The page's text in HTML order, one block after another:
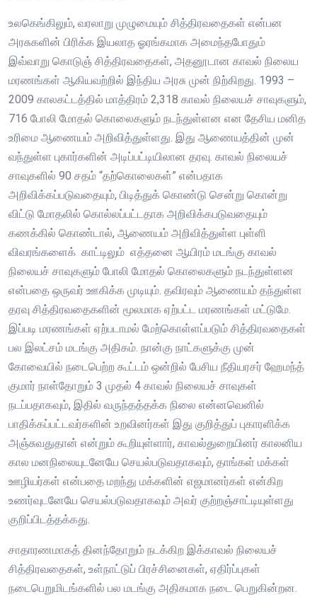
உலகெங்கிலும், வரலாறு முழுமையும் சித்திரவதைகள் என்பன
அரசுகளின் பிரிக்க இயலாத ஓரங்கமாக அமைந்தபோதும்
இவ்வாறு கொடுஞ் சித்திரவதைகள், அதனூடான காவல் நிலைய
மரணங்கள் ஆகியவற்றில் இந்திய அரசு முன் நிற்கிறது. 1993 –
2009 காலகட்டத்தில் மாத்திரம் 2,318 காவல் நிலையச் சாவுகளும்,
716 போலி மோதல் கொலைகளும் நடந்துள்ளன என தேசிய மனித
உரிமை ஆணையம் அறிவித்துள்ளது. இது ஆணையத்தின் முன்
வந்துள்ள புகார்களின் அடிப்பட்டியிலான தரவு. காவல் நிலையச்
சாவுகளில் 90 சதம் “தற்கொலைகள்” என்பதாக
அறிவிக்கப்படுவதையும், பிடித்துக் கொண்டு சென்று கொன்று
விட்டு மோதலில் கொல்லப்பட்டதாக அறிவிக்கபடுவதையும்
கணக்கில் கொண்டால், ஆணையம் அறிவித்துள்ள புள்ளி
விவரங்களைக் காட்டிலும் எத்தனை ஆயிரம் மடங்கு காவல்
நிலையச் சாவுகளும் போலி மோதல் கொலைகளும் நடந்துள்ளன
என்பதை ஒருவர் ஊகிக்க முடியும். தவிரவும் ஆணையம் தந்துள்ள
தரவு சித்திரவதைகளின் மூலமாக ஏற்பட்ட மரணங்கள் மட்டுமே.
இப்படி மரணங்கள் ஏற்படாமல் மேற்கொள்ளப்படும் சித்திரவதைகள்
பல இலட்சம் மடங்கு அதிகம். நான்கு நாட்களுக்கு முன்
கோவையில் நடைபெற்ற கூட்டம் ஒன்றில் பேசிய நீதியரசர் ஹேமந்த்
குமார் நாள்தோறும் 3 முதல் 4 காவல் நிலையச் சாவுகள்
நடப்பதாகவும், இதில் வருந்தத்தக்க நிலை என்னவெனில்
பாதிக்கப்பட்டவர்களின் உறவினர்கள் இது குறித்துப் புகாரளிக்க
அஞ்சுவதுதான் என்றும் கூறியுள்ளார், காவல்துறையினர் காலனிய
கால மனநிலையுடனேயே செயல்படுவதாகவும், தாங்கள் மக்கள்
ஊழியர்கள் என்பதை மறந்து மக்களின் எஜமானர்கள் என்கிற
உணர்வுடனேயே செயல்படுவதாகவும் அவர் குற்றஞ்சாட்டியுள்ளது
குறிப்பிடத்தக்கது.
சாதாரணமாகத் தினந்தோறும் நடக்கிற இக்காவல் நிலையச்
சித்திரவதைகள், உள்நாட்டுப் பிரச்சினைகள், ஏதிர்ப்புகள்
நடைபெறுமிடங்களில் பல மடங்கு அதிகமாக நடை பெறுகின்றன.